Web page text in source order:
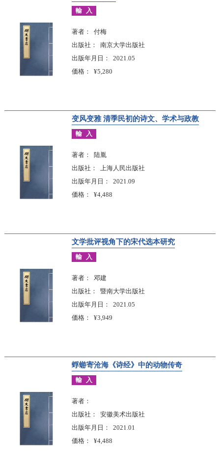
輸入
著者
付梅
出版社
南京大学出版社
出版年月日
2021.05
価格
¥5,280
变风变雅 清季民初的诗文、学术与政教
輸入
著者
陆胤
出版社
上海人民出版社
出版年月日
2021.09
価格
¥4,488
文学批评视角下的宋代选本研究
輸入
著者
邓建
出版社
暨南大学出版社
出版年月日
2021.05
価格
¥3,949
蜉蝣寄沧海《诗经》中的动物传奇
輸入
著者
出版社
安徽美术出版社
出版年月日
2021.01
価格
¥4,488